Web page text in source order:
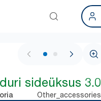
1 / 2
sideüksus 3.0
Other_accessories